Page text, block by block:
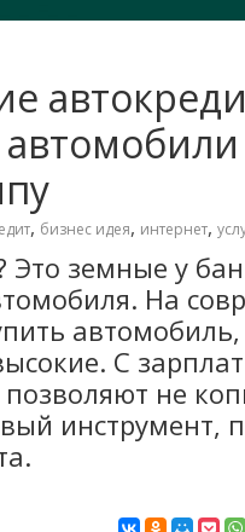
, бизнес идея, интернет,
Это земные у
На
С
не
инструмент,